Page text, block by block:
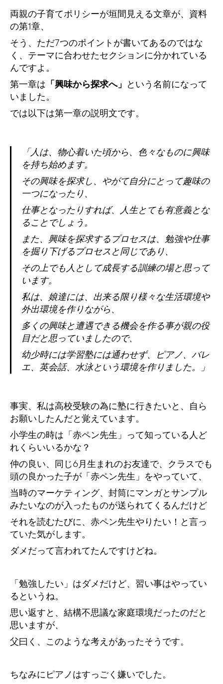
両親の子育てポリシーが垣間見える文章が、資料
の第1章、
そう、ただ7つのポイントが書いてあるのではな
く、テーマに合わせたセクションに分かれている
んですよ。
第一章は 「興味から探求へ」 という名前になって
いました。
では以下は第一章の説明文です。
「人は、物心着いた頃から、色々なものに興味
を持ち始めます。
その興味を探求し、やがて自分にとって趣味の
一つになったり、
仕事となったりすれば、人生とても有意義とな
ることでしょう。
また、興味を探求するプロセスは、勉強や仕事
を掘り下げるプロセスと同じであり、
その上でも人として成長する訓練の場と思って
います。
私は、娘達には、出来る限り様々な生活環境や
外出環境を作りながら、
多くの興味と遭遇できる機会を作る事が親の役
目だと思っていましたので、
幼少時には学習塾には通わせず、ピアノ、バレ
エ、英会話、水泳という環境を作りました。」
事実、私は高校受験の為に塾に行きたいと、自ら
お願いしたんだと覚えています。
小学生の時は「赤ペン先生」って知っている人ど
れくらいいるかな？
仲の良い、同じ6月生まれのお友達で、クラスでも
頭の良かった子が「赤ペン先生」をやっていて、
当時のマーケティング、封筒にマンガとサンプル
みたいなのが入ったものが送られてくるんだけど
それを読むたびに、赤ペン先生やりたい！と言っ
ていた気がします。
ダメだって言われてたんですけどね。
「勉強したい」はダメだけど、習い事はやってい
るというね。
思い返すと、結構不思議な家庭環境だったのだと
思いますが、
父曰く、このような考えがあったそうです。
ちなみにピアノはすっごく嫌いでした。